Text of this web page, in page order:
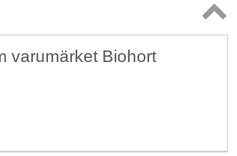
Topp
varumärket Biohort